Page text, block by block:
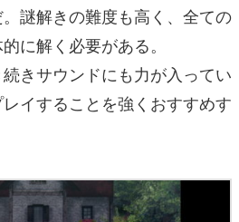
謎解きの難度も高く、全ての
に解く必要がある。
きサウンドにも力が入ってい
イすることを強くおすすめす